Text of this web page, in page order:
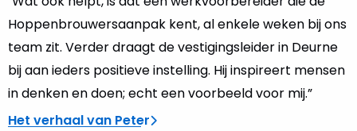
Hoppenbrouwersaanpak kent, al enkele weken bij ons
team zit. Verder draagt de vestigingsleider in Deurne
bij aan ieders positieve instelling. Hij inspireert mensen
in denken en doen; echt een voorbeeld voor mij.”
Het verhaal van Peter